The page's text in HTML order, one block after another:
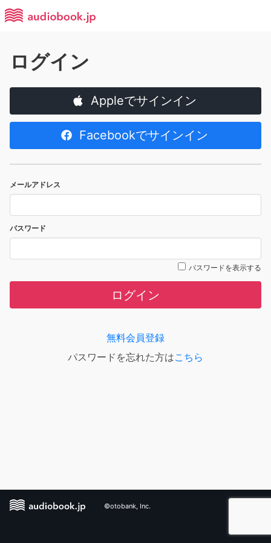
ログイン
Appleでサインイン
Facebookでサインイン
メールアドレス
パスワード
パスワードを表示する
ログイン
無料会員登録
パスワードを忘れた方はこちら
©otobank, Inc.